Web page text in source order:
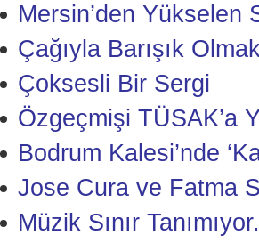
Mersin’den Yükselen
Çağıyla Barışık
Çoksesli Bir Sergi
Özgeçmişi TÜSAK’a
Bodrum Kalesi’nde
Jose Cura ve Fatma
Müzik Sınır